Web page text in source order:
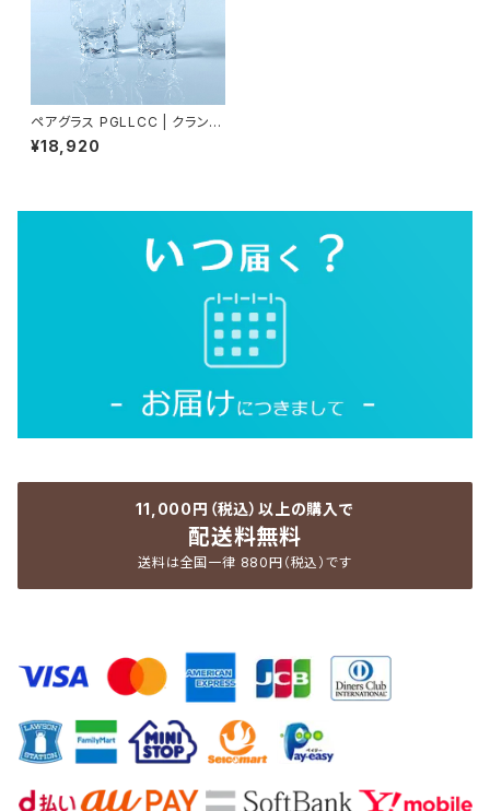
ペアグラス PGLLCC | クランプ
ル ワイン L 〈2個セット〉 木村硝
子店 | しわ 小松誠 【美術館 収
¥18,920
11,000円（税込）以上の購入で
配送料無料
送料は全国一律 880円（税込）です